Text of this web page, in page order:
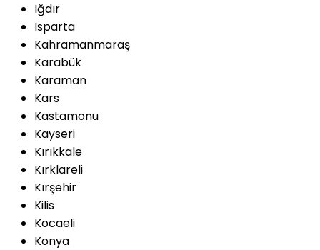
Iğdır
Isparta
Kahramanmaraş
Karabük
Karaman
Kars
Kastamonu
Kayseri
Kırıkkale
Kırklareli
Kırşehir
Kilis
Kocaeli
Konya